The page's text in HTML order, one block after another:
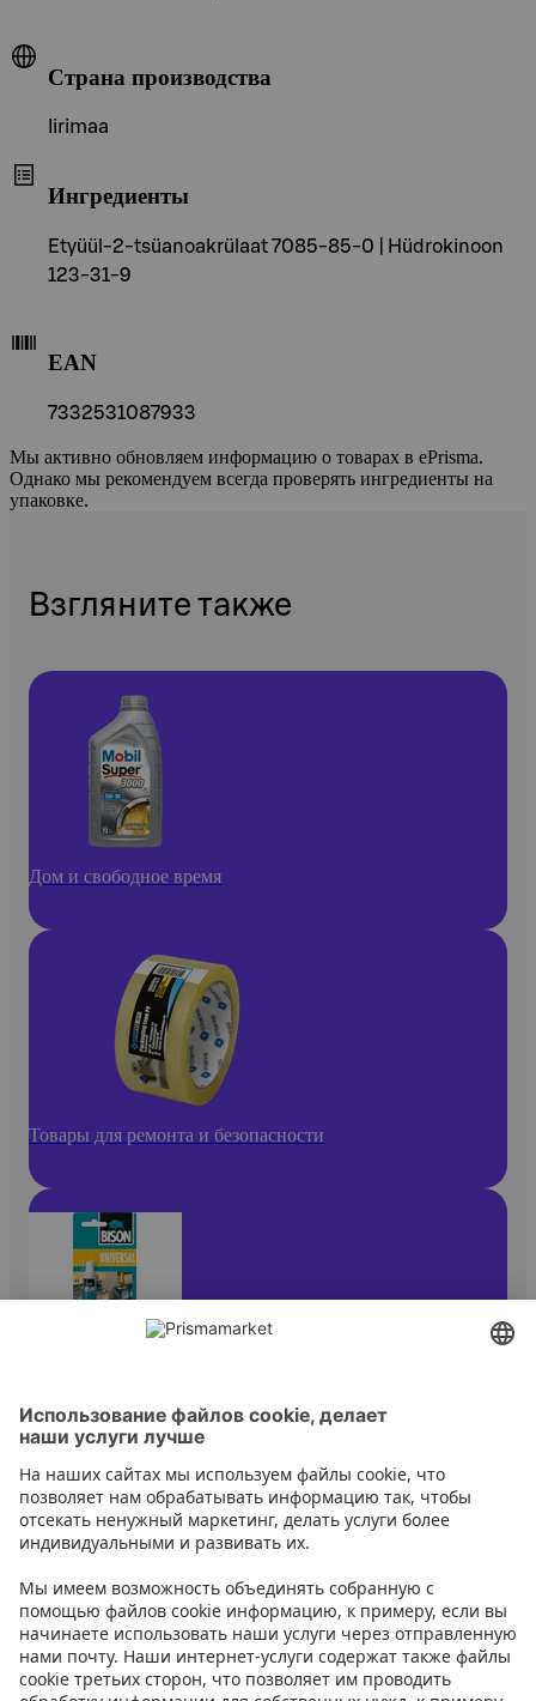
Страна производства
Iirimaa
Ингредиенты
Etyüül-2-tsüanoakrülaat 7085-85-0 | Hüdrokinoon
123-31-9
EAN
7332531087933
Мы активно обновляем информацию о товарах в ePrisma.
Однако мы рекомендуем всегда проверять ингредиенты на
упаковке.
Взгляните также
Дом и свободное время
Товары для ремонта и безопасности
Инструкции